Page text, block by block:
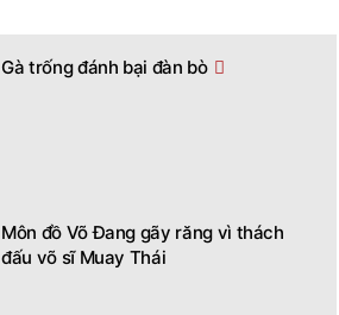
Gà trống đánh bại đàn bò
Môn đồ Võ Đang gãy răng vì thách
đấu võ sĩ Muay Thái